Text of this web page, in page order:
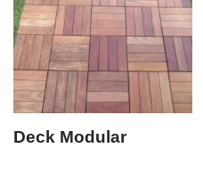
Deck Modular